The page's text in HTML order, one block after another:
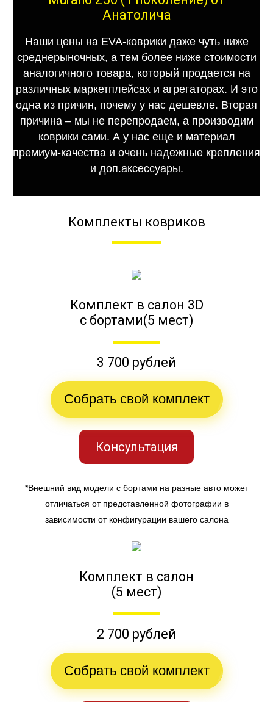
Анатолича
Наши цены на EVA-коврики даже чуть ниже
среднерыночных, а тем более ниже стоимости
аналогичного товара, который продается на
различных маркетплейсах и агрегаторах. И это
одна из причин, почему у нас дешевле. Вторая
причина – мы не перепродаем, а производим
коврики сами. А у нас еще и материал
премиум-качества и очень надежные крепления
и доп.аксессуары.
Комплекты ковриков
Комплект в салон 3D
с бортами(5 мест)
3 700 рублей
Собрать свой комплект
Консультация
*Внешний вид модели с бортами на разные авто может
отличаться от представленной фотографии в
зависимости от конфигурации вашего салона
Комплект в салон
(5 мест)
2 700 рублей
Собрать свой комплект